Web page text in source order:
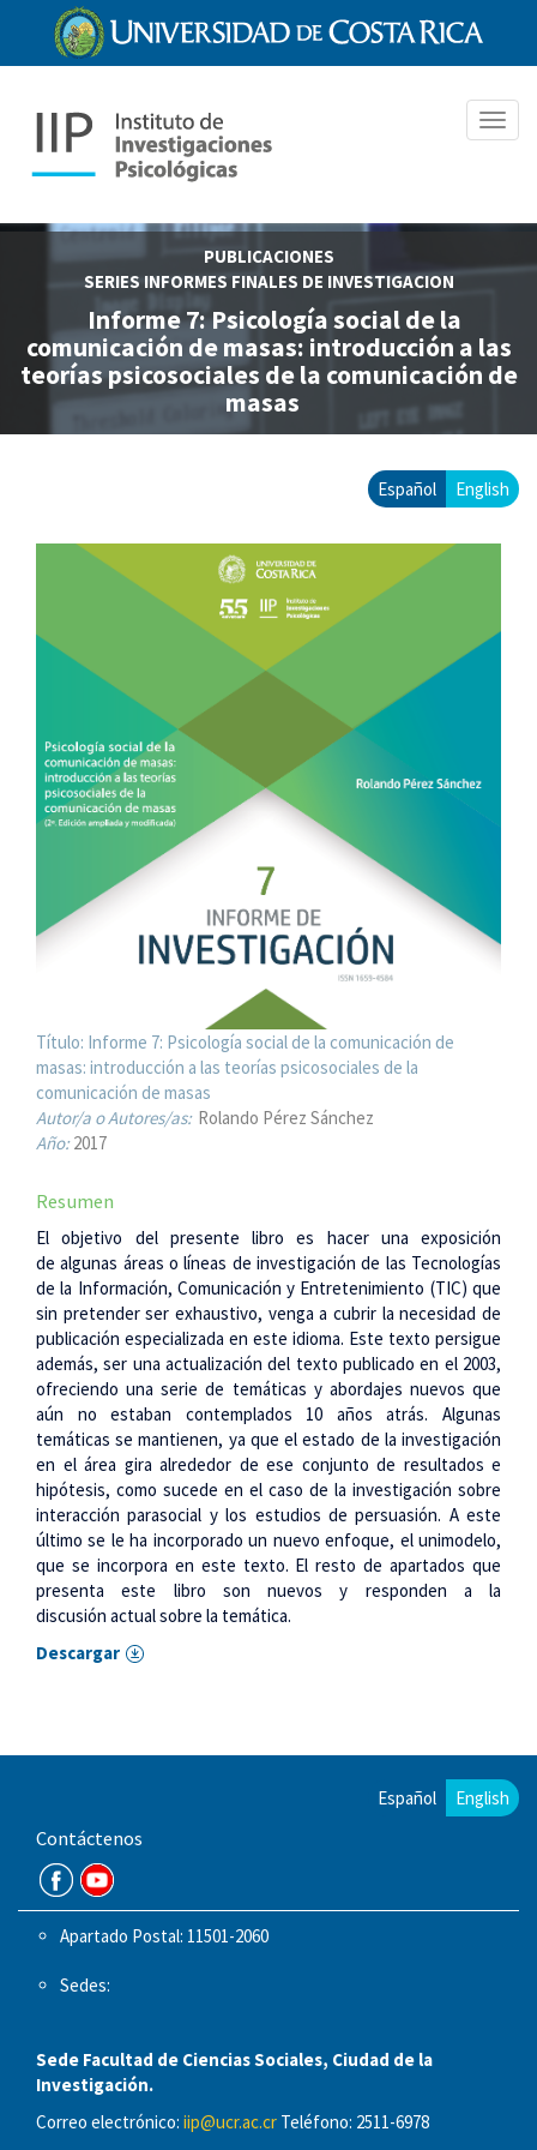
contenido
PUBLICACIONES
SERIES INFORMES FINALES DE INVESTIGACION
Informe 7: Psicología social de la
comunicación de masas: introducción a las
teorías psicosociales de la comunicación de
masas
Español English
Título: Informe 7: Psicología social de la comunicación de
masas: introducción a las teorías psicosociales de la
comunicación de masas
Autor/a o Autores/as: Rolando Pérez Sánchez
Año:2017
Resumen
El objetivo del presente libro es hacer una exposición
de algunas áreas o líneas de investigación de las Tecnologías
de la Información, Comunicación y Entretenimiento (TIC) que
sin pretender ser exhaustivo, venga a cubrir la necesidad de
publicación especializada en este idioma. Este texto persigue
además, ser una actualización del texto publicado en el 2003,
ofreciendo una serie de temáticas y abordajes nuevos que
aún no estaban contemplados 10 años atrás. Algunas
temáticas se mantienen, ya que el estado de la investigación
en el área gira alrededor de ese conjunto de resultados e
hipótesis, como sucede en el caso de la investigación sobre
interacción parasocial y los estudios de persuasión. A este
último se le ha incorporado un nuevo enfoque, el unimodelo,
que se incorpora en este texto. El resto de apartados que
presenta este libro son nuevos y responden a la
discusión actual sobre la temática.
Descargar
Español English
Contáctenos
Apartado Postal: 11501-2060
Sedes:
Sede Facultad de Ciencias Sociales, Ciudad de la
Investigación.
Correo electrónico: iip@ucr.ac.cr Teléfono: 2511-6978